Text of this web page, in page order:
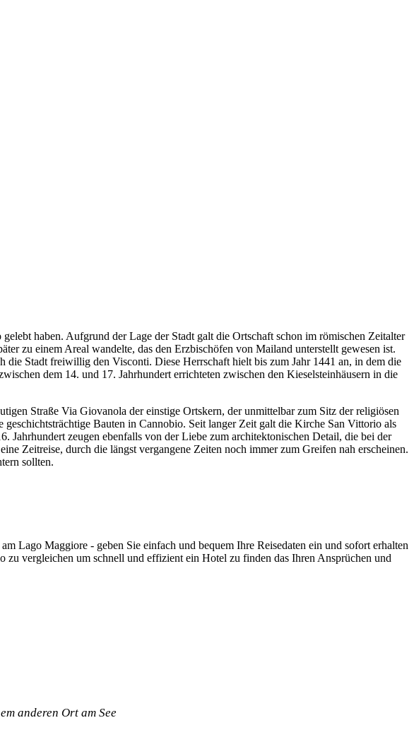
haben. Aufgrund der Lage der Stadt galt die Ortschaft schon im römischen Zeitalter
zu einem Areal wandelte, das den Erzbischöfen von Mailand unterstellt gewesen ist.
die Stadt freiwillig den Visconti. Diese Herrschaft hielt bis zum Jahr 1441 an, in dem die
dem 14. und 17. Jahrhundert errichteten zwischen den Kieselsteinhäusern in die
Straße Via Giovanola der einstige Ortskern, der unmittelbar zum Sitz der religiösen
Bauten in Cannobio. Seit langer Zeit galt die Kirche San Vittorio als
zeugen ebenfalls von der Liebe zum architektonischen Detail, die bei der
Zeitreise, durch die längst vergangene Zeiten noch immer zum Greifen nah erscheinen.
sollten.
Lago Maggiore - geben Sie einfach und bequem Ihre Reisedaten ein und sofort erhalten
vergleichen um schnell und effizient ein Hotel zu finden das Ihren Ansprüchen und
anderen Ort am See